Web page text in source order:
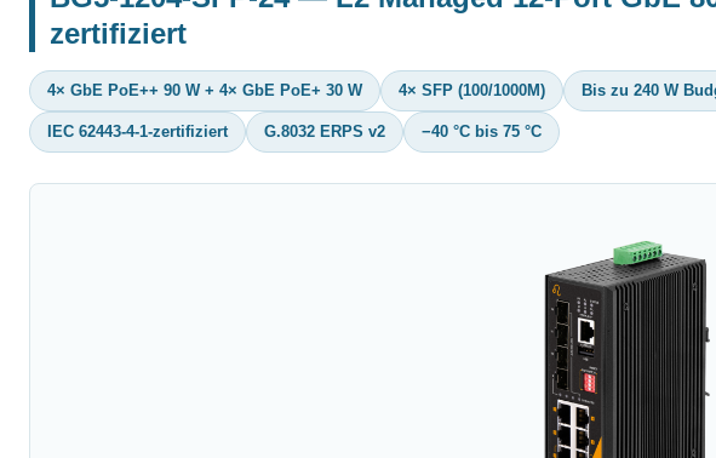
zertifiziert
4× GbE PoE++ 90 W + 4× GbE PoE+ 30 W 4× SFP (100/1000M) Bis zu 240 W
IEC 62443-4-1-zertifiziert G.8032 ERPS v2 −40 °C bis 75 °C